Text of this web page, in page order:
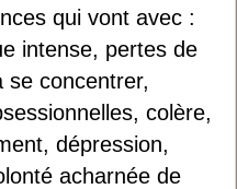
qui vont avec :
intense, pertes de
se concentrer,
colère,
dépression,
acharnée de